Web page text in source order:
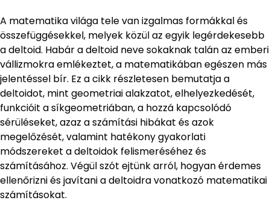
A matematika világa tele van izgalmas formákkal és
összefüggésekkel, melyek közül az egyik legérdekesebb
a deltoid. Habár a deltoid neve sokaknak talán az emberi
vállizmokra emlékeztet, a matematikában egészen más
jelentéssel bír. Ez a cikk részletesen bemutatja a
deltoidot, mint geometriai alakzatot, elhelyezkedését,
funkcióit a síkgeometriában, a hozzá kapcsolódó
sérüléseket, azaz a számítási hibákat és azok
megelőzését, valamint hatékony gyakorlati
módszereket a deltoidok felismeréséhez és
számításához. Végül szót ejtünk arról, hogyan érdemes
ellenőrizni és javítani a deltoidra vonatkozó matematikai
számításokat.